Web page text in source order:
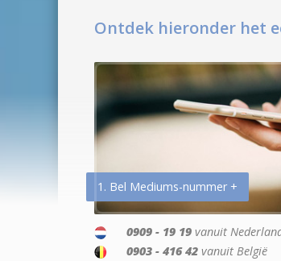
Ontdek hieronder het
1. Bel Mediums-nummer +
0909 - 19 19 vanuit
0903 - 416 42 vanuit België